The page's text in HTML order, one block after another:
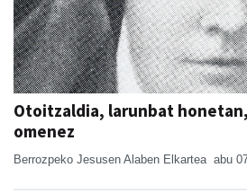
Otoitzaldia, larunbat
omenez
Berrozpeko Jesusen Alaben Elkartea abu